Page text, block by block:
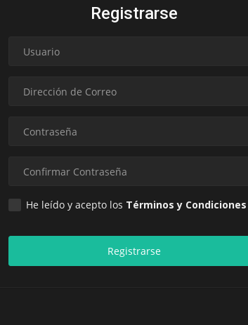
Registrarse
He leído y acepto los Términos y Condiciones
Registrarse